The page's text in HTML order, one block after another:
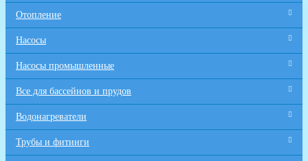
Отопление
Насосы
Насосы промышленные
Все для бaссейнов и прудов
Водонагреватели
Трубы и фитинги